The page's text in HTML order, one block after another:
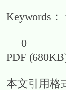
Keywords：
0
PDF
本文引用格